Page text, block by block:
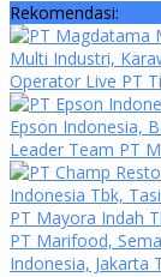
Rekomendasi:
Multi Industri,
Operator Live PT
Epson Indonesia,
Leader Team PT
Indonesia Tbk,
PT Mayora Indah
PT Marifood,
Indonesia, Jakarta